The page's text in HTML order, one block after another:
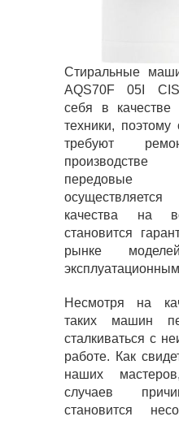
Стиральные
AQS70F 05I CIS
себя в качестве
техники, поэтому
требуют
передовые
качества на
становится
рынке
Несмотря на
таких машин
сталкиваться с
работе. Как
наших
случаев
становится